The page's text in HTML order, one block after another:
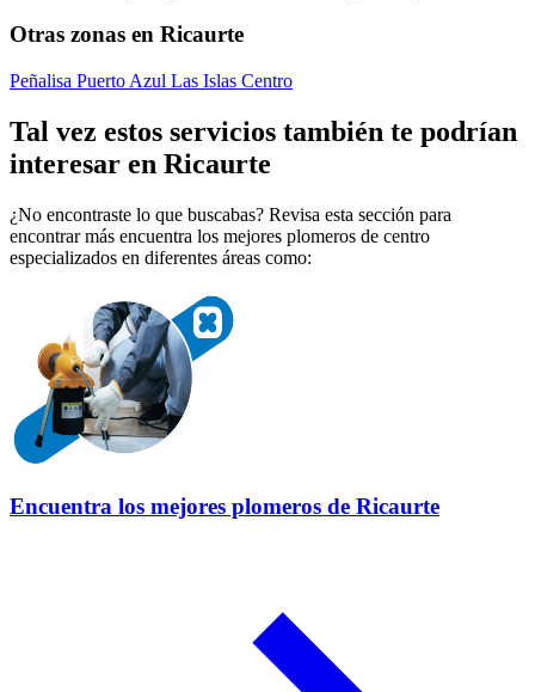
Otras zonas en Ricaurte
Peñalisa Puerto Azul Las Islas Centro
Tal vez estos servicios también te podrían
interesar en Ricaurte
¿No encontraste lo que buscabas? Revisa esta sección para
encontrar más encuentra los mejores plomeros de centro
especializados en diferentes áreas como:
Encuentra los mejores plomeros de Ricaurte